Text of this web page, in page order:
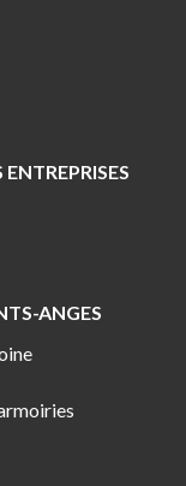
ENTREPRISES
ANGES